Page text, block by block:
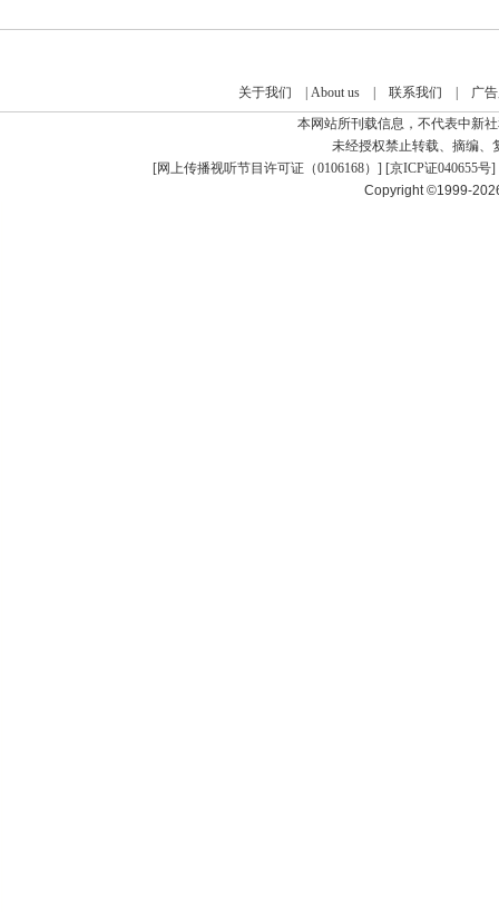
关于我们 About us| 联系我们
广
本网站所刊载信息，不代表中新
未经授权禁止转载、摘编、
[网上传播视听节目许可证（0106168） ] [京ICP证040655号]
Copyright ©1999-